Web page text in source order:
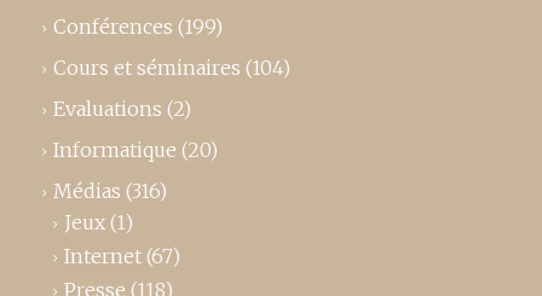
Conférences (199)
Cours et séminaires (104)
Evaluations (2)
Informatique (20)
Médias (316)
Jeux (1)
Internet (67)
Presse (118)